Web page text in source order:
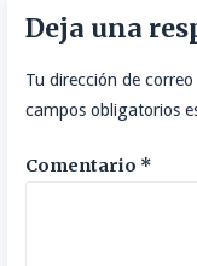
entradas
Deja una
Tu dirección de
campos obligatorios
Comentario *